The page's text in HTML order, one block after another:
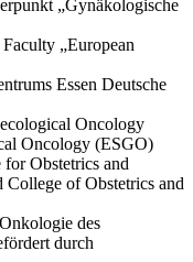
„Gynäkologische
„European
Essen Deutsche
Oncology
Oncology (ESGO)
Obstetrics and
College of Obstetrics and
des
durch